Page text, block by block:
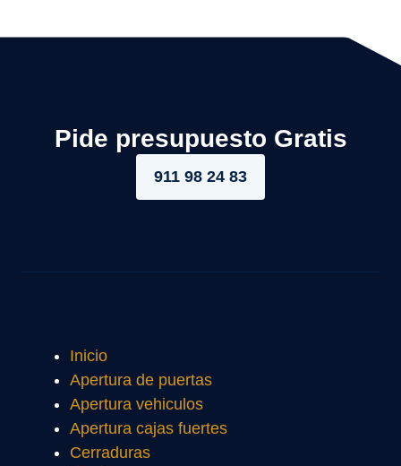
Pide presupuesto Gratis
911 98 24 83
Inicio
Apertura de puertas
Apertura vehiculos
Apertura cajas fuertes
Cerraduras